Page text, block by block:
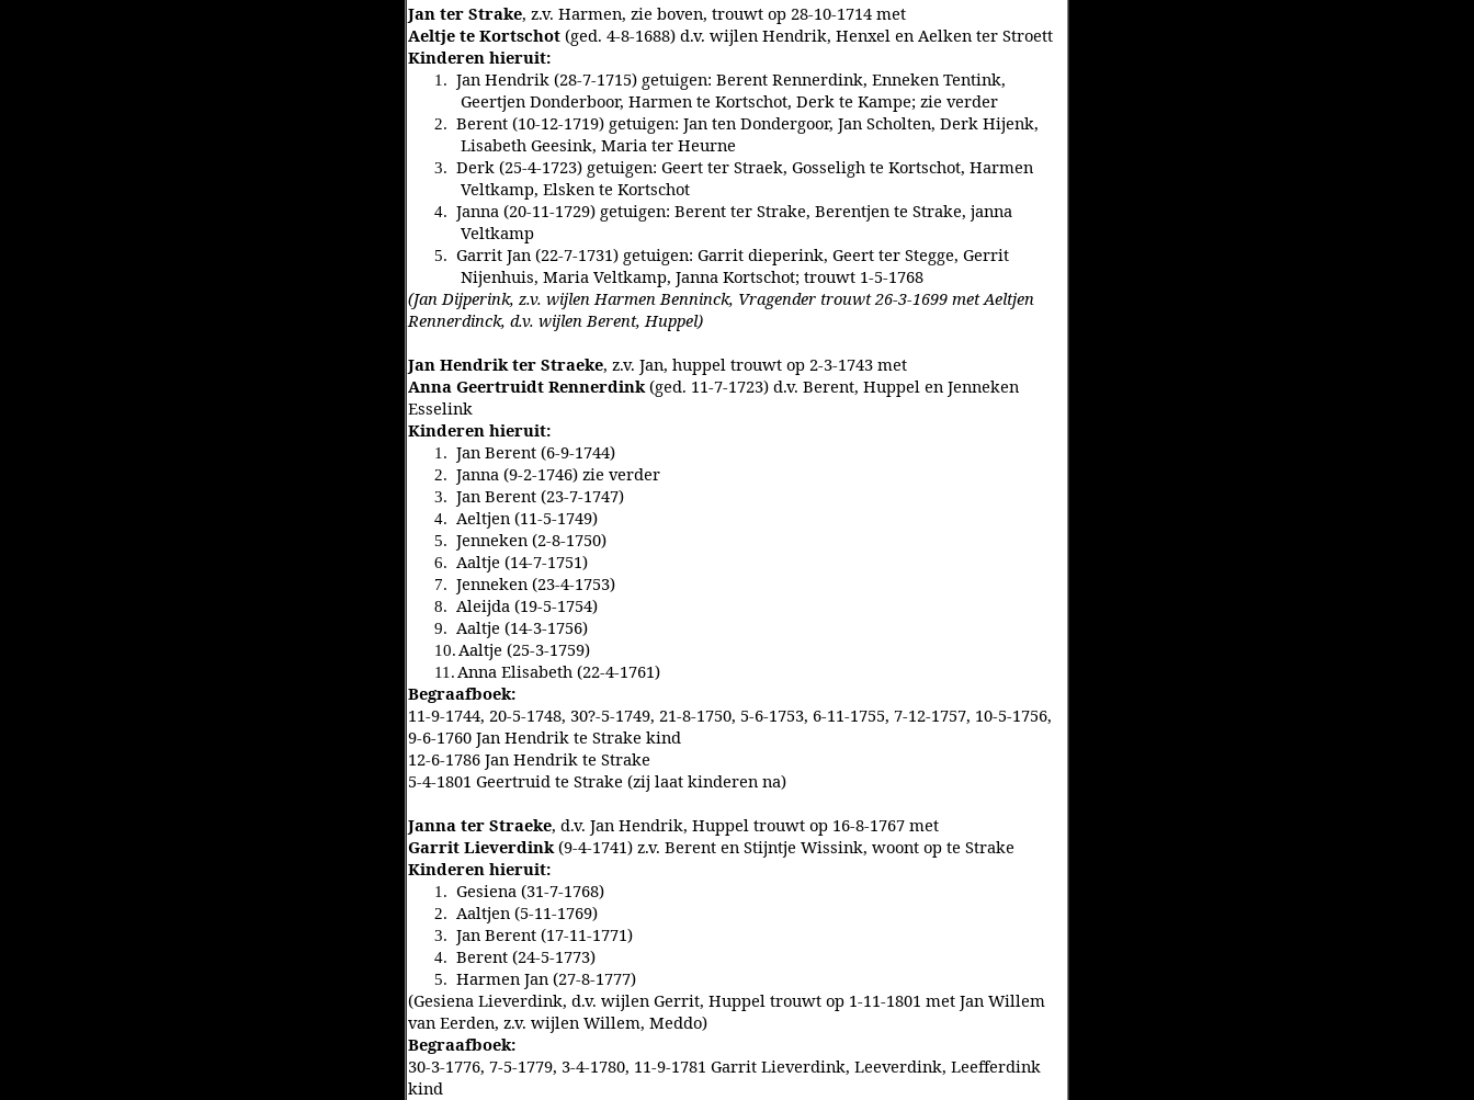
Jan ter Strake, z.v. Harmen, zie boven, trouwt op 28-10-1714 met
Aeltje te Kortschot (ged. 4-8-1688) d.v. wijlen Hendrik, Henxel en Aelken ter Stroett
Kinderen hieruit:
1. Jan Hendrik (28-7-1715) getuigen: Berent Rennerdink, Enneken Tentink,
Geertjen Donderboor, Harmen te Kortschot, Derk te Kampe; zie verder
2. Berent (10-12-1719) getuigen: Jan ten Dondergoor, Jan Scholten, Derk Hijenk,
Lisabeth Geesink, Maria ter Heurne
3. Derk (25-4-1723) getuigen: Geert ter Straek, Gosseligh te Kortschot, Harmen
Veltkamp, Elsken te Kortschot
4. Janna (20-11-1729) getuigen: Berent ter Strake, Berentjen te Strake, janna
Veltkamp
5. Garrit Jan (22-7-1731) getuigen: Garrit dieperink, Geert ter Stegge, Gerrit
Nijenhuis, Maria Veltkamp, Janna Kortschot; trouwt 1-5-1768
(Jan Dijperink, z.v. wijlen Harmen Benninck, Vragender trouwt 26-3-1699 met Aeltjen
Rennerdinck, d.v. wijlen Berent, Huppel)
Jan Hendrik ter Straeke, z.v. Jan, huppel trouwt op 2-3-1743 met
Anna Geertruidt Rennerdink (ged. 11-7-1723) d.v. Berent, Huppel en Jenneken
Esselink
Kinderen hieruit:
1. Jan Berent (6-9-1744)
2. Janna (9-2-1746) zie verder
3. Jan Berent (23-7-1747)
4. Aeltjen (11-5-1749)
5. Jenneken (2-8-1750)
6. Aaltje (14-7-1751)
7. Jenneken (23-4-1753)
8. Aleijda (19-5-1754)
9. Aaltje (14-3-1756)
10. Aaltje (25-3-1759)
11. Anna Elisabeth (22-4-1761)
Begraafboek:
11-9-1744, 20-5-1748, 30?-5-1749, 21-8-1750, 5-6-1753, 6-11-1755, 7-12-1757, 10-5-1756,
9-6-1760 Jan Hendrik te Strake kind
12-6-1786 Jan Hendrik te Strake
5-4-1801 Geertruid te Strake (zij laat kinderen na)
Janna ter Straeke, d.v. Jan Hendrik, Huppel trouwt op 16-8-1767 met
Garrit Lieverdink (9-4-1741) z.v. Berent en Stijntje Wissink, woont op te Strake
Kinderen hieruit:
1. Gesiena (31-7-1768)
2. Aaltjen (5-11-1769)
3. Jan Berent (17-11-1771)
4. Berent (24-5-1773)
5. Harmen Jan (27-8-1777)
(Gesiena Lieverdink, d.v. wijlen Gerrit, Huppel trouwt op 1-11-1801 met Jan Willem
van Eerden, z.v. wijlen Willem, Meddo)
Begraafboek:
30-3-1776, 7-5-1779, 3-4-1780, 11-9-1781 Garrit Lieverdink, Leeverdink, Leefferdink
kind